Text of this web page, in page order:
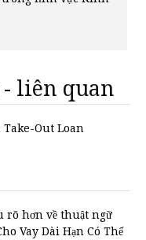
- liên quan
Out Loan
rõ hơn về thuật ngữ
Vay Dài Hạn Có Thế